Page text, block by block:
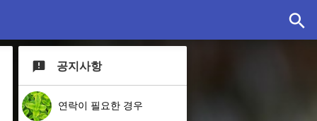
공지사항
연락이 필요한 경우